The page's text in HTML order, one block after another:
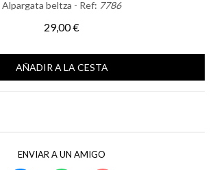
Alpargata beltza - Ref: 7786
29,00 €
AÑADIR A LA CESTA
ENVIAR A UN AMIGO